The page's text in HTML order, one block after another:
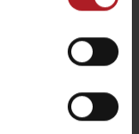
Koliba Goral –
nabíjacia stanica